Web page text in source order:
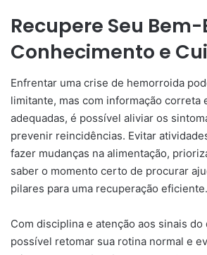
Recupere Seu
Conhecimento e
Enfrentar uma crise de hemorroida
limitante, mas com informação correta
adequadas, é possível aliviar os
prevenir reincidências. Evitar
fazer mudanças na alimentação,
saber o momento certo de procurar
pilares para uma recuperação eficiente.
Com disciplina e atenção aos sinais
possível retomar sua rotina normal e